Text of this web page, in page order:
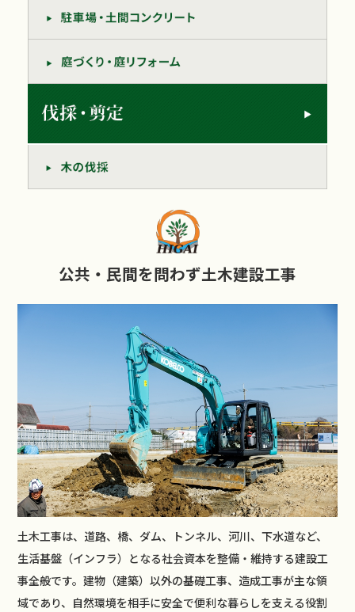
公共・民間を問わず土木建設工事
土木工事は、道路、橋、ダム、トンネル、河川、下水道など、
生活基盤（インフラ）となる社会資本を整備・維持する建設工
事全般です。建物（建築）以外の基礎工事、造成工事が主な領
域であり、自然環境を相手に安全で便利な暮らしを支える役割